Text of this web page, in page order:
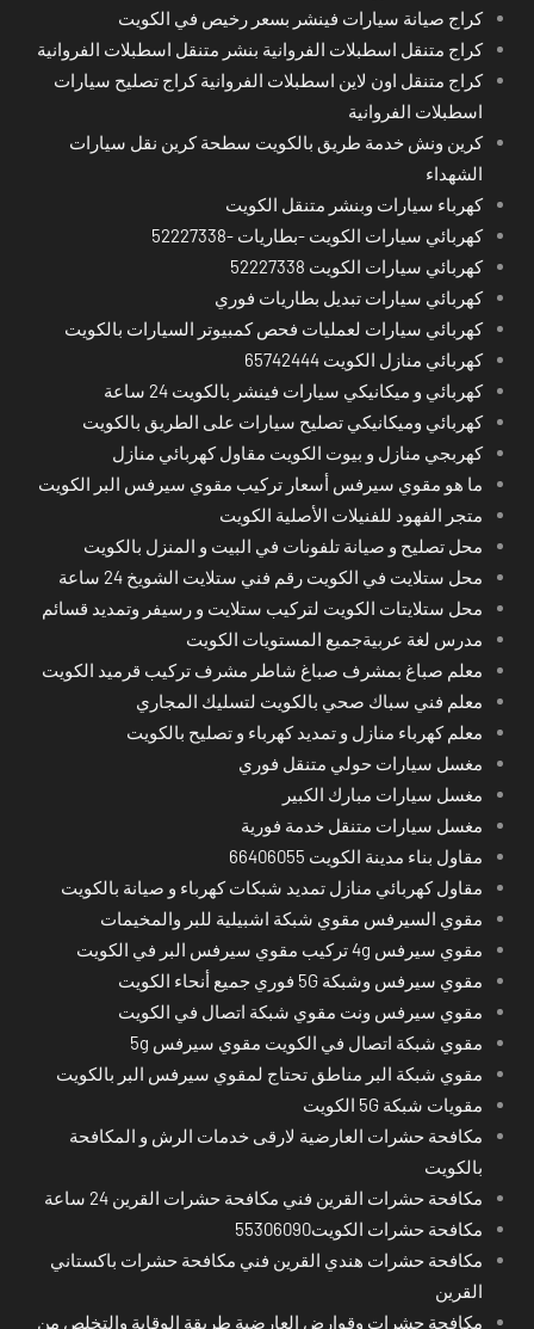
كراج صيانة سيارات فينشر بسعر رخيص في الكويت
كراج متنقل اسطبلات الفروانية بنشر متنقل اسطبلات الفروانية
كراج متنقل اون لاين اسطبلات الفروانية كراج تصليح سيارات
اسطبلات الفروانية
كرين ونش خدمة طريق بالكويت سطحة كرين نقل سيارات
الشهداء
كهرباء سيارات وبنشر متنقل الكويت
كهربائي سيارات الكويت -بطاريات -52227338
كهربائي سيارات الكويت 52227338
كهربائي سيارات تبديل بطاريات فوري
كهربائي سيارات لعمليات فحص كمبيوتر السيارات بالكويت
كهربائي منازل الكويت 65742444
كهربائي و ميكانيكي سيارات فينشر بالكويت 24 ساعة
كهربائي وميكانيكي تصليح سيارات على الطريق بالكويت
كهربجي منازل و بيوت الكويت مقاول كهربائي منازل
ما هو مقوي سيرفس أسعار تركيب مقوي سيرفس البر الكويت
متجر الفهود للفنيلات الأصلية الكويت
محل تصليح و صيانة تلفونات في البيت و المنزل بالكويت
محل ستلايت في الكويت رقم فني ستلايت الشويخ 24 ساعة
محل ستلايتات الكويت لتركيب ستلايت و رسيفر وتمديد قسائم
مدرس لغة عربيةجميع المستويات الكويت
معلم صباغ بمشرف صباغ شاطر مشرف تركيب قرميد الكويت
معلم فني سباك صحي بالكويت لتسليك المجاري
معلم كهرباء منازل و تمديد كهرباء و تصليح بالكويت
مغسل سيارات حولي متنقل فوري
مغسل سيارات مبارك الكبير
مغسل سيارات متنقل خدمة فورية
مقاول بناء مدينة الكويت 66406055
مقاول كهربائي منازل تمديد شبكات كهرباء و صيانة بالكويت
مقوي السيرفس مقوي شبكة اشبيلية للبر والمخيمات
مقوي سيرفس 4g تركيب مقوي سيرفس البر في الكويت
مقوي سيرفس وشبكة 5G فوري جميع أنحاء الكويت
مقوي سيرفس ونت مقوي شبكة اتصال في الكويت
مقوي شبكة اتصال في الكويت مقوي سيرفس 5g
مقوي شبكة البر مناطق تحتاج لمقوي سيرفس البر بالكويت
مقويات شبكة 5G الكويت
مكافحة حشرات العارضية لارقى خدمات الرش و المكافحة
بالكويت
مكافحة حشرات القرين فني مكافحة حشرات القرين 24 ساعة
مكافحة حشرات الكويت55306090
مكافحة حشرات هندي القرين فني مكافحة حشرات باكستاني
القرين
مكافحة حشرات وقوارض العارضية طريقة الوقاية والتخلص من